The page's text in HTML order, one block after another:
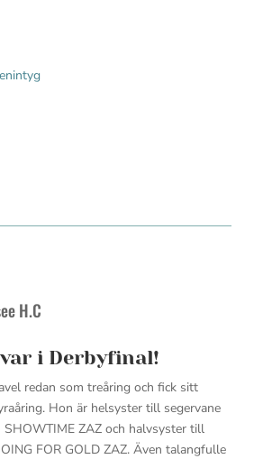
H.C
i Derbyfinal!
redan som treåring och fick sitt
Hon är helsyster till segervane
SHOWTIME ZAZ och halvsyster till
FOR GOLD ZAZ. Även talangfulle